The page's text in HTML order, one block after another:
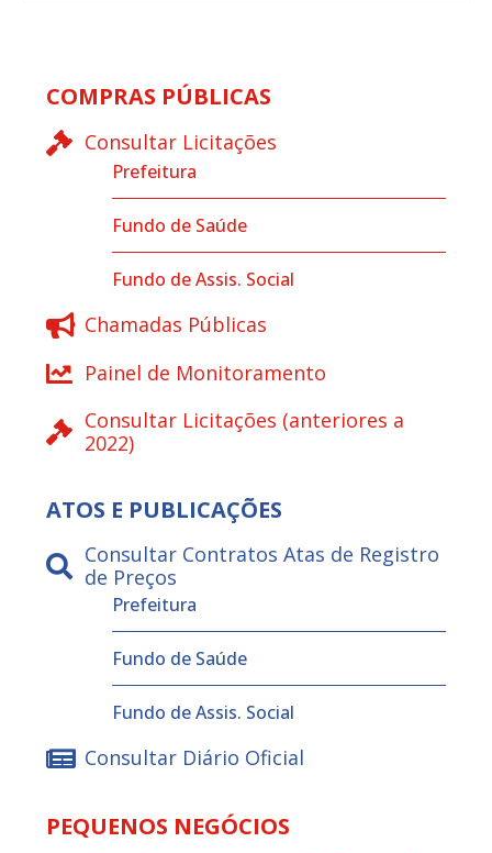
COMPRAS PÚBLICAS
Consultar Licitações
Prefeitura
Fundo de Saúde
Fundo de Assis. Social
Chamadas Públicas
Painel de Monitoramento
Consultar Licitações (anteriores a
2022)
ATOS E PUBLICAÇÕES
Consultar Contratos Atas de Registro
de Preços
Prefeitura
Fundo de Saúde
Fundo de Assis. Social
Consultar Diário Oficial
PEQUENOS NEGÓCIOS